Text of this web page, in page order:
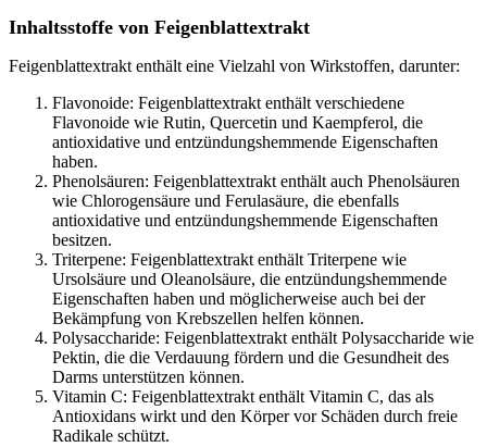
Inhaltsstoffe von Feigenblattextrakt
Feigenblattextrakt enthält eine Vielzahl von Wirkstoffen, darunter:
Flavonoide: Feigenblattextrakt enthält verschiedene
Flavonoide wie Rutin, Quercetin und Kaempferol, die
antioxidative und entzündungshemmende Eigenschaften
haben.
Phenolsäuren: Feigenblattextrakt enthält auch Phenolsäuren
wie Chlorogensäure und Ferulasäure, die ebenfalls
antioxidative und entzündungshemmende Eigenschaften
besitzen.
Triterpene: Feigenblattextrakt enthält Triterpene wie
Ursolsäure und Oleanolsäure, die entzündungshemmende
Eigenschaften haben und möglicherweise auch bei der
Bekämpfung von Krebszellen helfen können.
Polysaccharide: Feigenblattextrakt enthält Polysaccharide wie
Pektin, die die Verdauung fördern und die Gesundheit des
Darms unterstützen können.
Vitamin C: Feigenblattextrakt enthält Vitamin C, das als
Antioxidans wirkt und den Körper vor Schäden durch freie
Radikale schützt.